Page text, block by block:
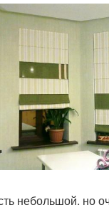
небольшой, но